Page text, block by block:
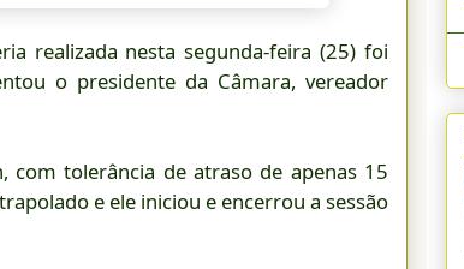
realizada nesta segunda-feira (25) foi
o presidente da Câmara, vereador
com tolerância de atraso de apenas 15
e ele iniciou e encerrou a sessão